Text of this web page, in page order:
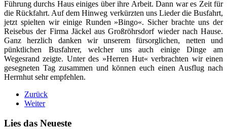
Führung durchs Haus einiges über ihre Arbeit. Dann war es Zeit für
die Rückfahrt. Auf dem Hinweg verkürzten uns Lieder die Busfahrt,
jetzt spielten wir einige Runden »Bingo«. Sicher brachte uns der
Reisebus der Firma Jäckel aus Großröhrsdorf wieder nach Hause.
Ganz herzlich danken wir unserem fürsorglichen, netten und
pünktlichen Busfahrer, welcher uns auch einige Dinge am
Wegesrand zeigte. Unter des »Herren Hut« verbrachten wir einen
gesegneten Tag zusammen und können euch einen Ausflug nach
Herrnhut sehr empfehlen.
Zurück
Weiter
Lies das Neueste